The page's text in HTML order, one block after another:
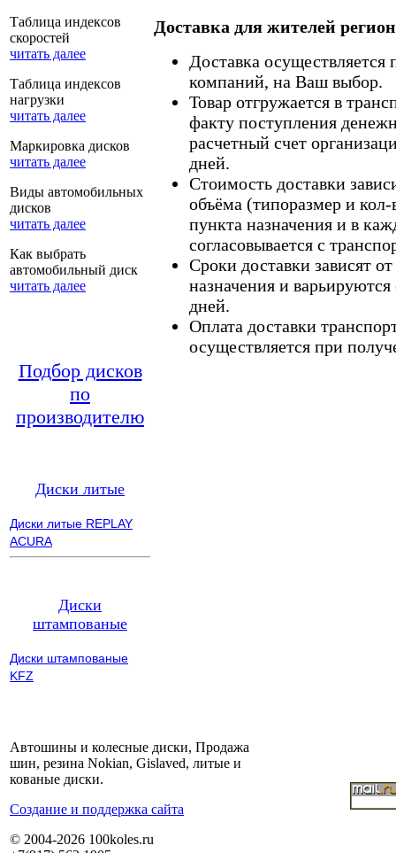
Таблица индексов
скоростей
читать далее
Таблица индексов
нагрузки
читать далее
Маркировка дисков
читать далее
Виды автомобильных
дисков
читать далее
Как выбрать
автомобильный диск
читать далее
Подбор дисков
по
производителю
Диски литые
Диски литые REPLAY
ACURA
Диски
штампованые
Диски штампованые
KFZ
Доставка для жителей
Доставка
компаний, на Ваш выбор.
Товар отгружается в
факту поступления
расчетный счет
дней.
Стоимость доставки
объёма (типоразмер и кол-
пункта назначения и в
согласовывается с
Сроки доставки зависят
назначения и
дней.
Оплата доставки
осуществляется при
Автошины и колесные диски, Продажа
шин, резина Nokian, Gislaved, литые и
кованые диски.
Cоздание и поддержка сайта
© 2004-2026 100koles.ru